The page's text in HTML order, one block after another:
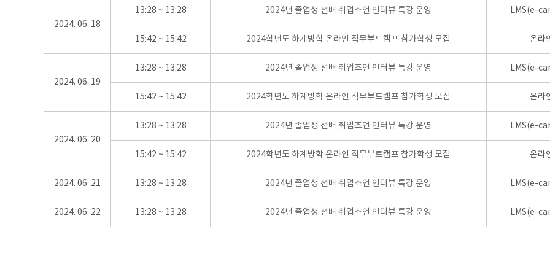
2024. 06. 18
13:28 ~ 13:28 2024년 졸업생 선배 취업조언 인터뷰 특강 운영 LMS(e-
15:42 ~ 15:42 2024학년도 하계방학 온라인 직무부트캠프 참가학생 모집 온라
2024. 06. 19
13:28 ~ 13:28 2024년 졸업생 선배 취업조언 인터뷰 특강 운영 LMS(e-
15:42 ~ 15:42 2024학년도 하계방학 온라인 직무부트캠프 참가학생 모집 온라
2024. 06. 20
13:28 ~ 13:28 2024년 졸업생 선배 취업조언 인터뷰 특강 운영 LMS(e-
15:42 ~ 15:42 2024학년도 하계방학 온라인 직무부트캠프 참가학생 모집 온라
2024. 06. 21 13:28 ~ 13:28 2024년 졸업생 선배 취업조언 인터뷰 특강 운영 LMS(e-
2024. 06. 22 13:28 ~ 13:28 2024년 졸업생 선배 취업조언 인터뷰 특강 운영 LMS(e-